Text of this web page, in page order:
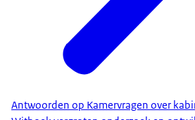
Antwoorden op Kamervragen over